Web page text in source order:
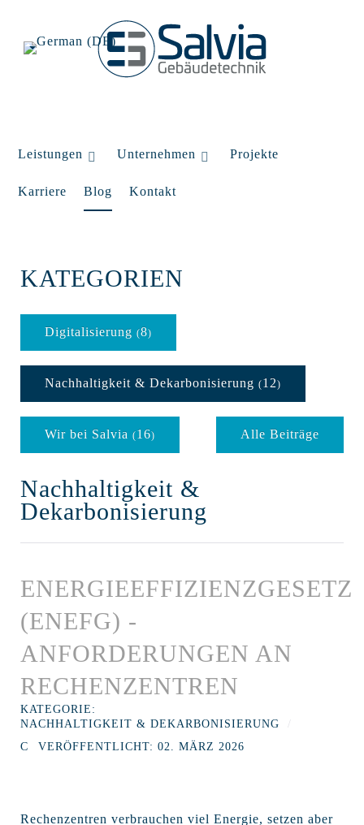
Leistungen Unternehmen Projekte
Karriere Blog Kontakt
KATEGORIEN
Digitalisierung (8)
Nachhaltigkeit & Dekarbonisierung (12)
Wir bei Salvia (16) Alle Beiträge
Nachhaltigkeit &
Dekarbonisierung
ENERGIEEFFIZIENZGESETZ
(ENEFG) -
ANFORDERUNGEN AN
RECHENZENTREN
KATEGORIE:
NACHHALTIGKEIT & DEKARBONISIERUNG
VERÖFFENTLICHT: 02. MÄRZ 2026
Rechenzentren verbrauchen viel Energie, setzen aber